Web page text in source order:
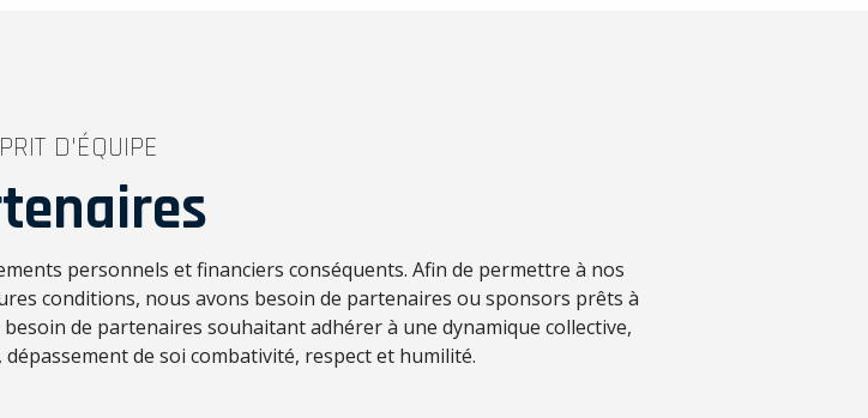
D'ÉQUIPE
personnels et financiers conséquents. Afin de permettre à nos
conditions, nous avons besoin de partenaires ou sponsors prêts à
de partenaires souhaitant adhérer à une dynamique collective,
dépassement de soi combativité, respect et humilité.